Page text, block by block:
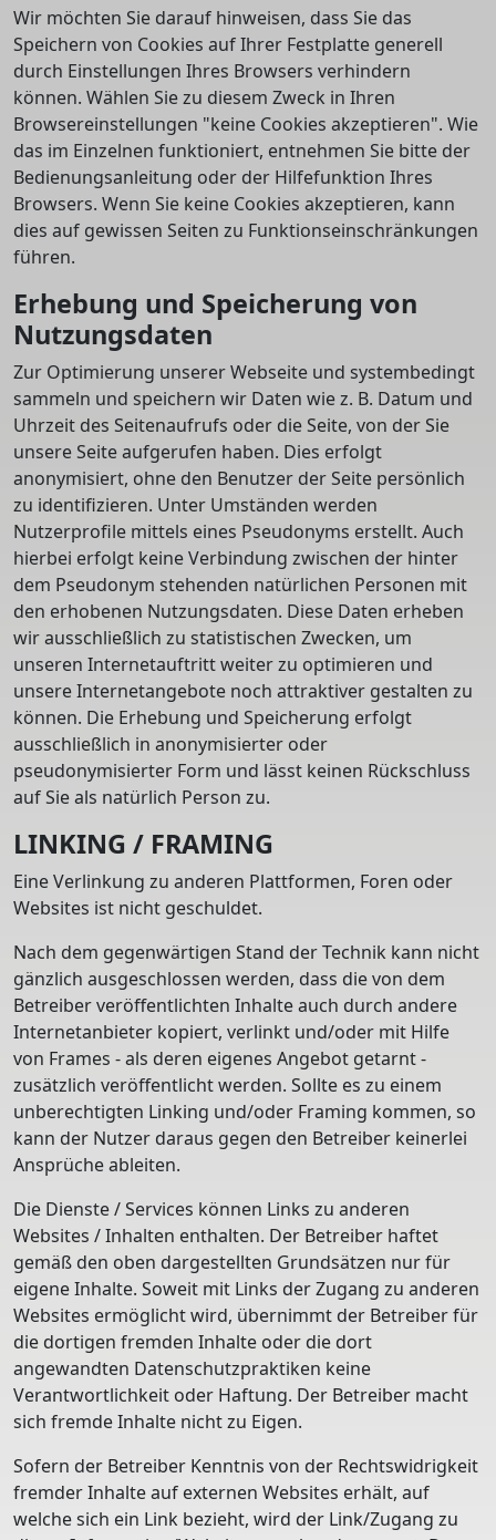
Wir möchten Sie darauf hinweisen, dass Sie das
Speichern von Cookies auf Ihrer Festplatte generell
durch Einstellungen Ihres Browsers verhindern
können. Wählen Sie zu diesem Zweck in Ihren
Browsereinstellungen "keine Cookies akzeptieren". Wie
das im Einzelnen funktioniert, entnehmen Sie bitte der
Bedienungsanleitung oder der Hilfefunktion Ihres
Browsers. Wenn Sie keine Cookies akzeptieren, kann
dies auf gewissen Seiten zu Funktionseinschränkungen
führen.
Erhebung und Speicherung von
Nutzungsdaten
Zur Optimierung unserer Webseite und systembedingt
sammeln und speichern wir Daten wie z. B. Datum und
Uhrzeit des Seitenaufrufs oder die Seite, von der Sie
unsere Seite aufgerufen haben. Dies erfolgt
anonymisiert, ohne den Benutzer der Seite persönlich
zu identifizieren. Unter Umständen werden
Nutzerprofile mittels eines Pseudonyms erstellt. Auch
hierbei erfolgt keine Verbindung zwischen der hinter
dem Pseudonym stehenden natürlichen Personen mit
den erhobenen Nutzungsdaten. Diese Daten erheben
wir ausschließlich zu statistischen Zwecken, um
unseren Internetauftritt weiter zu optimieren und
unsere Internetangebote noch attraktiver gestalten zu
können. Die Erhebung und Speicherung erfolgt
ausschließlich in anonymisierter oder
pseudonymisierter Form und lässt keinen Rückschluss
auf Sie als natürlich Person zu.
LINKING / FRAMING
Eine Verlinkung zu anderen Plattformen, Foren oder
Websites ist nicht geschuldet.
Nach dem gegenwärtigen Stand der Technik kann nicht
gänzlich ausgeschlossen werden, dass die von dem
Betreiber veröffentlichten Inhalte auch durch andere
Internetanbieter kopiert, verlinkt und/oder mit Hilfe
von Frames - als deren eigenes Angebot getarnt -
zusätzlich veröffentlicht werden. Sollte es zu einem
unberechtigten Linking und/oder Framing kommen, so
kann der Nutzer daraus gegen den Betreiber keinerlei
Ansprüche ableiten.
Die Dienste / Services können Links zu anderen
Websites / Inhalten enthalten. Der Betreiber haftet
gemäß den oben dargestellten Grundsätzen nur für
eigene Inhalte. Soweit mit Links der Zugang zu anderen
Websites ermöglicht wird, übernimmt der Betreiber für
die dortigen fremden Inhalte oder die dort
angewandten Datenschutzpraktiken keine
Verantwortlichkeit oder Haftung. Der Betreiber macht
sich fremde Inhalte nicht zu Eigen.
Sofern der Betreiber Kenntnis von der Rechtswidrigkeit
fremder Inhalte auf externen Websites erhält, auf
welche sich ein Link bezieht, wird der Link/Zugang zu